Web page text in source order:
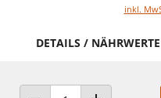
inkl.
DETAILS /